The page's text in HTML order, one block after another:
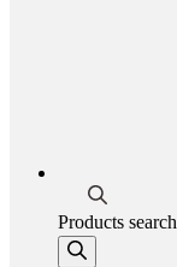
Products search